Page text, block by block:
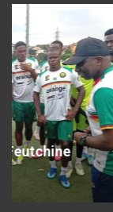
COUPE DU
Coupe du
quarts de
août 6, 2026